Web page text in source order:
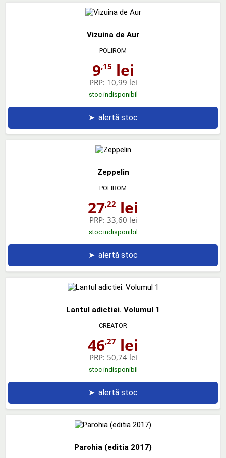
Vizuina de Aur
POLIROM
9,15 lei
PRP: 10,99 lei
stoc indisponibil
➤ alertă stoc
Zeppelin
POLIROM
27,22 lei
PRP: 33,60 lei
stoc indisponibil
➤ alertă stoc
Lantul adictiei. Volumul 1
CREATOR
46,27 lei
PRP: 50,74 lei
stoc indisponibil
➤ alertă stoc
Parohia (editia 2017)